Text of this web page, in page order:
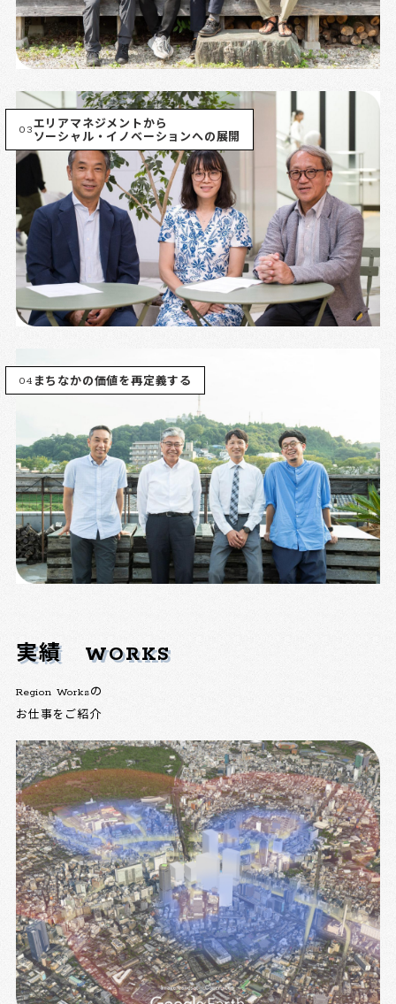
03エリアマネジメントから
ソーシャル・イノベーションへの展開
04 まちなかの価値を再定義する
実績 WORKS
Region Worksの
お仕事をご紹介